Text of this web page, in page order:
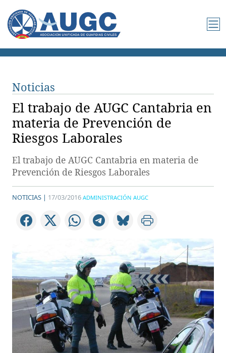
Noticias
El trabajo de AUGC Cantabria en
materia de Prevención de
Riesgos Laborales
El trabajo de AUGC Cantabria en materia de
Prevención de Riesgos Laborales
NOTICIAS | 17/03/2016 ADMINISTRACIÓN AUGC